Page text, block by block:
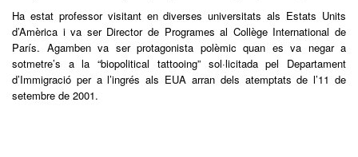
Ha estat professor visitant en diverses universitats als Estats Units
d’Amèrica i va ser Director de Programes al Collège International de
París. Agamben va ser protagonista polèmic quan es va negar a
sotmetre’s a la “biopolitical tattooing” sol·licitada pel Departament
d’Immigració per a l’ingrés als EUA arran dels atemptats de l’11 de
setembre de 2001.